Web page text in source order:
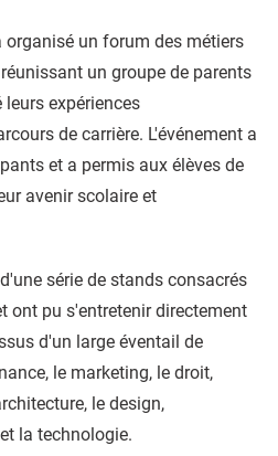
organisé un forum des métiers
un groupe de parents
expériences
de carrière. L'événement a
et a permis aux élèves de
avenir scolaire et
série de stands consacrés
ont pu s'entretenir directement
d'un large éventail de
le marketing, le droit,
le design,
la technologie.